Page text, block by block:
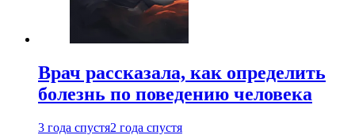
Врач рассказала, как определить
болезнь по поведению человека
3 года спустя2 года спустя